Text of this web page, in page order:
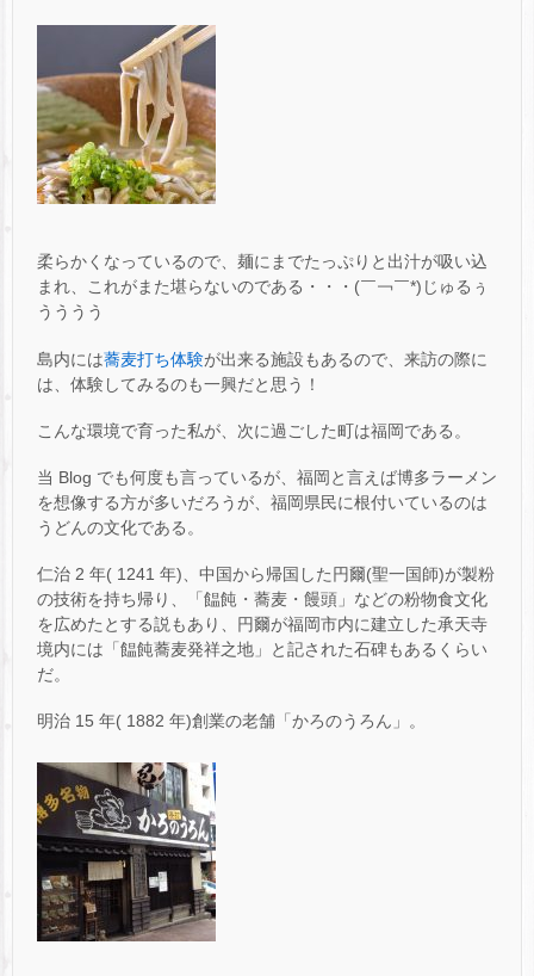
柔らかくなっているので、麺にまでたっぷりと出汁が吸い込
まれ、これがまた堪らないのである・・・(￣￢￣*)じゅるぅ
うううう
島内には蕎麦打ち体験が出来る施設もあるので、来訪の際に
は、体験してみるのも一興だと思う！
こんな環境で育った私が、次に過ごした町は福岡である。
当 Blog でも何度も言っているが、福岡と言えば博多ラーメン
を想像する方が多いだろうが、福岡県民に根付いているのは
うどんの文化である。
仁治 2 年( 1241 年)、中国から帰国した円爾(聖一国師)が製粉
の技術を持ち帰り、「饂飩・蕎麦・饅頭」などの粉物食文化
を広めたとする説もあり、円爾が福岡市内に建立した承天寺
境内には「饂飩蕎麦発祥之地」と記された石碑もあるくらい
だ。
明治 15 年( 1882 年)創業の老舗「かろのうろん」。